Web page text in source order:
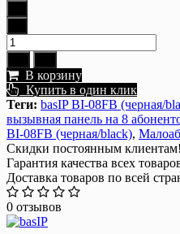
В корзину
Купить в один клик
Теги: basIP BI-08FB (черная/
вызывная панель на 8
BI-08FB (черная/black),
Скидки постоянным клиентам!
Гарантия качества всех
Доставка товаров по всей
0 отзывов